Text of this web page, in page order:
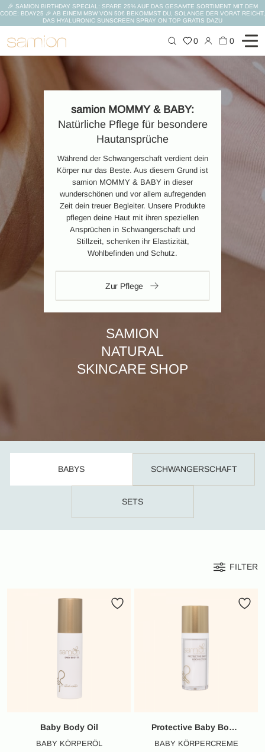
Inhalt
🎉 SAMION BIRTHDAY SPECIAL: SPARE 25% AUF DAS GESAMTE SORTIMENT MIT DEM
CODE: BDAY25 🎉 AB EINEM MBW VON 50€ BEKOMMST DU, SOLANGE DER VORAT REICHT,
DAS HYALURONIC SUNSCREEN SPRAY ON TOP GRATIS DAZU
0 0
samion MOMMY & BABY:
Natürliche Pflege für besondere
Hautansprüche
Während der Schwangerschaft verdient dein
Körper nur das Beste. Aus diesem Grund ist
samion MOMMY & BABY in dieser
wunderschönen und vor allem aufregenden
Zeit dein treuer Begleiter. Unsere Produkte
pflegen deine Haut mit ihren speziellen
Ansprüchen in Schwangerschaft und
Stillzeit, schenken ihr Elastizität,
Wohlbefinden und Schutz.
Zur Pflege
SAMION
NATURAL
SKINCARE SHOP
BABYS SCHWANGERSCHAFT
SETS
FILTER
Baby Body Oil
BABY KÖRPERÖL
Protective Baby Body Lotion
BABY KÖRPERCREME